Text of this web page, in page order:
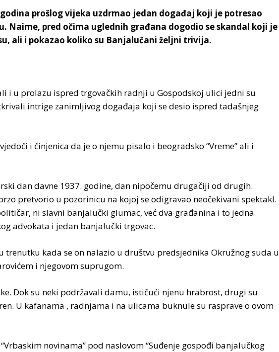
prošlog vijeka uzdrmao jedan događaj koji je potresao
Naime, pred očima uglednih građana dogodio se skandal koji je
ali i pokazao koliko su Banjalučani željni trivija.
i u prolazu ispred trgovačkih radnji u Gospodskoj ulici jedni su
intrige zanimljivog događaja koji se desio ispred tadašnjeg
i činjenica da je o njemu pisalo i beogradsko “Vreme” ali i
dan davne 1937. godine, dan nipočemu drugačiji od drugih.
pretvorio u pozorinicu na kojoj se odigravao neočekivani spektakl.
ni slavni banjalučki glumac, već dva građanina i to jedna
advokata i jedan banjalučki trgovac.
trenutku kada se on nalazio u društvu predsjednika Okružnog suda u
i njegovom suprugom.
Dok su neki podržavali damu, ističući njenu hrabrost, drugi su
U kafanama , radnjama i na ulicama buknule su rasprave o ovom
novinama” pod naslovom “Suđenje gospođi banjalučkog